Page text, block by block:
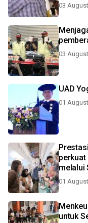
03
03
UAD
01
melalui
01
untuk